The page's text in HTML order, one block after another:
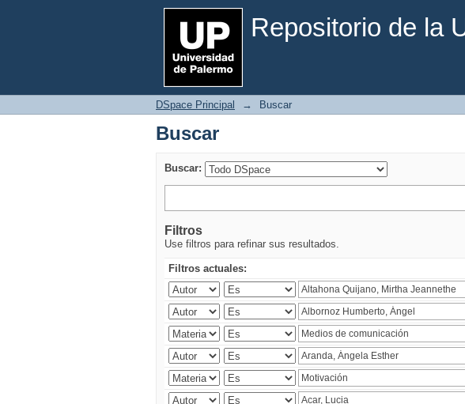
Repositorio de la
Buscar
DSpace Principal → Buscar
Buscar
Buscar:
Filtros
Use filtros para refinar sus resultados.
Filtros actuales: